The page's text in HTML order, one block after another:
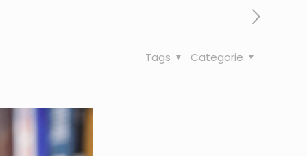
Categorie
Tags